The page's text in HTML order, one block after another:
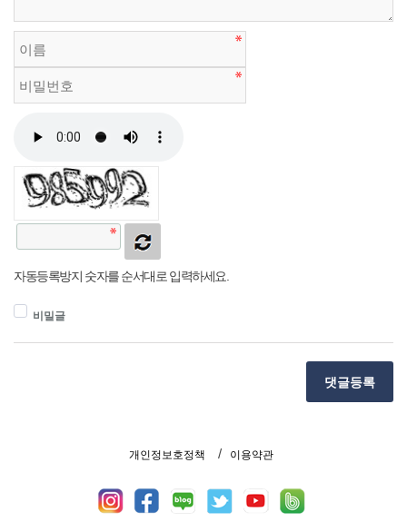
자동등록방지 숫자를 순서대로 입력하세요.
비밀글
댓글등록
개인정보호정책 이용약관